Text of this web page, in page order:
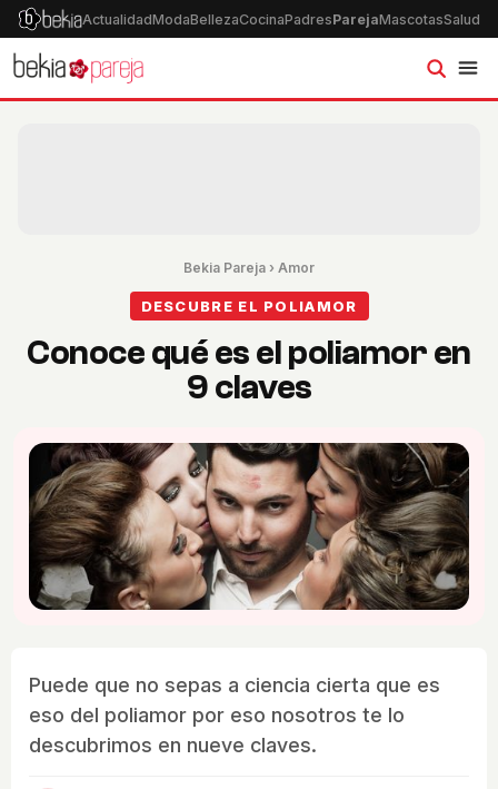
ActualidadModaBellezaCocinaPadresParejaMascotasSalud
Bekia Pareja › Amor
DESCUBRE EL POLIAMOR
Conoce qué es el poliamor en
9 claves
Puede que no sepas a ciencia cierta que es
eso del poliamor por eso nosotros te lo
descubrimos en nueve claves.